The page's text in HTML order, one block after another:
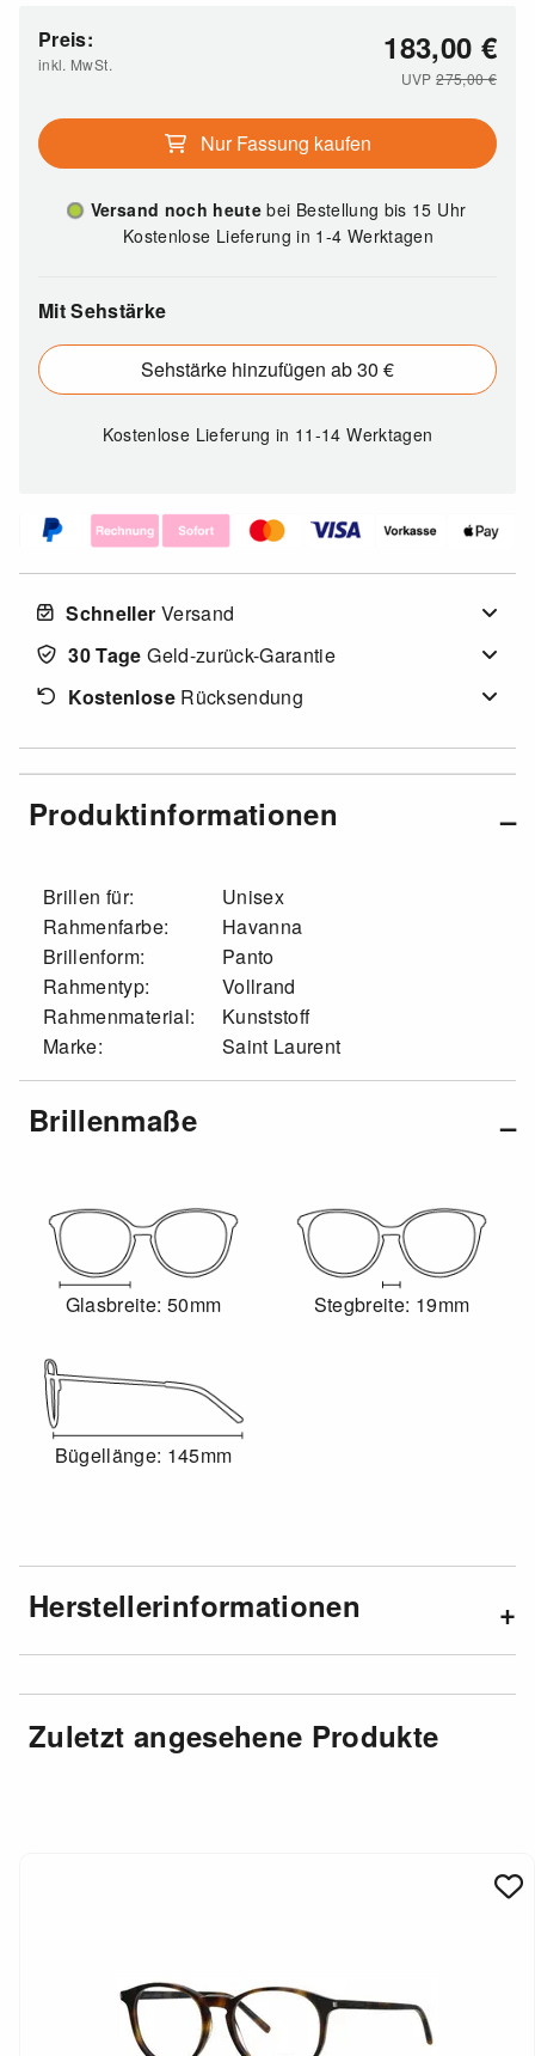
Preis:
inkl. MwSt. 183,00 €
UVP275,00€
Nur Fassung kaufen
Versand noch heutebei Bestellung bis 15 Uhr
Kostenlose Lieferung in 1-4 Werktagen
Mit Sehstärke
Sehstärke hinzufügen ab 30 €
Kostenlose Lieferungin 11-14 Werktagen
Schneller Versand
30 Tage Geld-zurück-Garantie
KostenloseRücksendung
Produktinformationen
Brillen für:
Unisex
Rahmenfarbe:
Havanna
Brillenform:
Panto
Rahmentyp:
Vollrand
Rahmenmaterial:
Kunststoff
Marke:
Saint Laurent
Brillenmaße
Glasbreite: 50mm Stegbreite: 19mm
Bügellänge: 145mm
Herstellerinformationen
Zuletzt angesehene Produkte